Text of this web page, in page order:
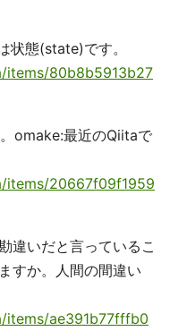
状態(state)です。
items/80b8b5913b27
omake:最近のQiitaで
items/20667f09f1959
違いだと言っているこ
すか。人間の間違い
items/ae391b77fffb0